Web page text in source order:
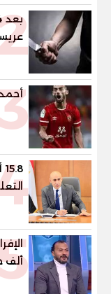
ألف